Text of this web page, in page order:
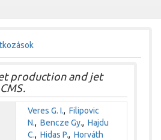
production and jet
Veres G. I.,Filipovic
N.,Bencze Gy.,Hajdu
C.,Hidas P.,Horváth